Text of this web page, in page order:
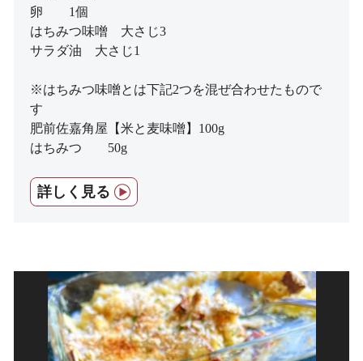
卵 1個
はちみつ味噌 大さじ3
サラダ油 大さじ1
※はちみつ味噌とは下記2つを混ぜ合わせたもので
す
肥前佐嘉角屋【米と麦味噌】100g
はちみつ 50g
詳しく見る